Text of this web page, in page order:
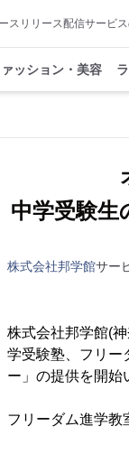
スリリース配信サービ
ッション・美容
中学受験生
株式会社邦学館サー
株式会社邦学館(
学受験塾、フリー
ー」の提供を開始
フリーダム進学